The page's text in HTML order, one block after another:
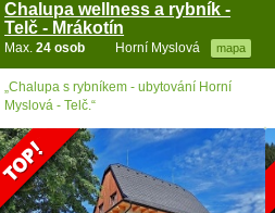
Chalupa wellness a rybník -
Telč - Mrákotín
Horní Myslová mapa
Max.24 osob
„Chalupa s rybníkem - ubytování Horní
Myslová - Telč.“